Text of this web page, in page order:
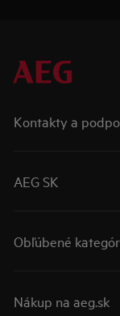
Kontakty a
AEG SK
Obľúbené
Nákup na aeg.sk